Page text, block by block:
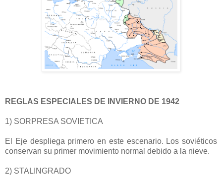
REGLAS ESPECIALES DE INVIERNO DE 1942
1) SORPRESA SOVIETICA
El Eje despliega primero en este escenario. Los soviéticos
conservan su primer movimiento normal debido a la nieve.
2) STALINGRADO